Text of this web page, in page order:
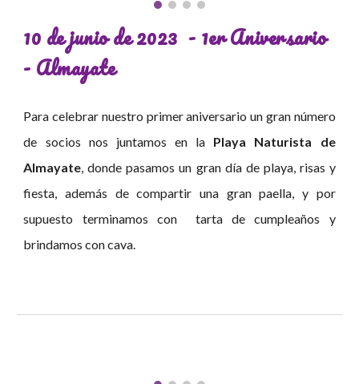
10 de junio de 2023 - 1er Aniversario
- Almayate
Para celebrar nuestro primer aniversario un gran número
de socios nos juntamos en la Playa Naturista de
Almayate, dondepasamos un gran día de playa, risas y
fiesta, además de compartir una gran paella, y por
supuesto terminamos con tarta de cumpleaños y
brindamos con cava.